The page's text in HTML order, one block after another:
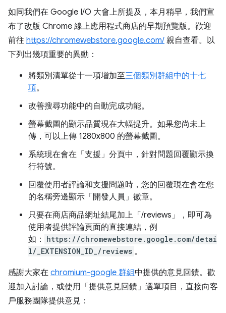
如同我們在 Google I/O 大會上所提及，本月稍早，我們宣
布了改版 Chrome 線上應用程式商店的早期預覽版。歡迎
前往 https://chromewebstore.google.com/ 親自查看。以
下列出幾項重要的異動：
將類別清單從十一項增加至三個類別群組中的十七
項。
改善搜尋功能中的自動完成功能。
螢幕截圖的顯示品質現在大幅提升。如果您尚未上
傳，可以上傳 1280x800 的螢幕截圖。
系統現在會在「支援」分頁中，針對問題回覆顯示換
行符號。
回覆使用者評論和支援問題時，您的回覆現在會在您
的名稱旁邊顯示「開發人員」徽章。
只要在商店商品網址結尾加上「/reviews」，即可為
使用者提供評論頁面的直接連結，例
如：
https://chromewebstore.google.com/detai
l/_EXTENSION_ID_/reviews 。
感謝大家在 chromium-google 群組中提供的意見回饋。歡
迎加入討論，或使用「提供意見回饋」 選單項目，直接向客
戶服務團隊提供意見：